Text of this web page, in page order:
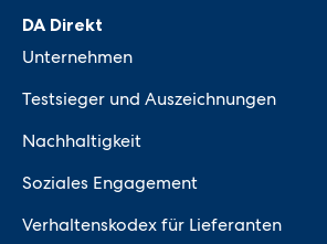
DA Direkt
Unternehmen
Testsieger und Auszeichnungen
Nachhaltigkeit
Soziales Engagement
Verhaltenskodex für Lieferanten